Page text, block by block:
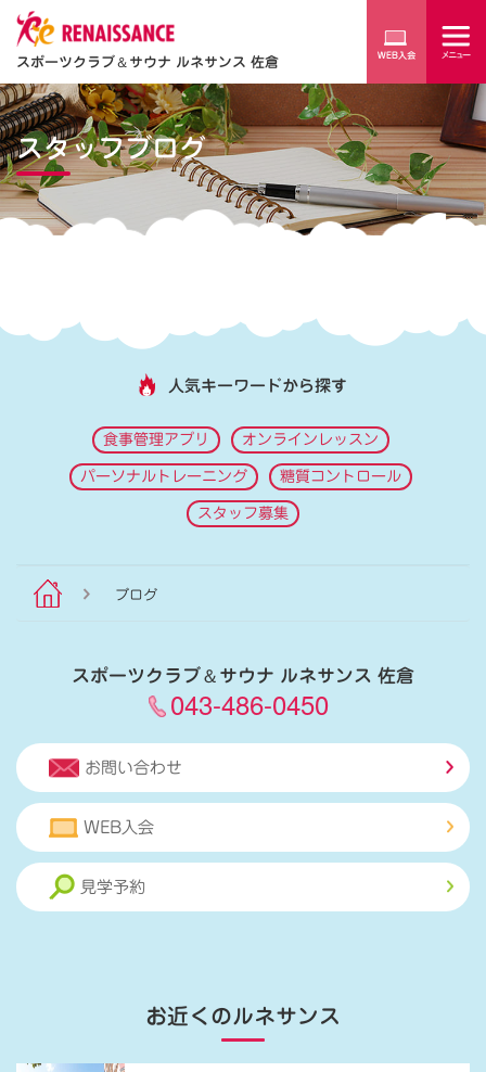
スポーツクラブ＆サウナ ルネサンス 佐倉
スタッフブログ
人気キーワードから探す
食事管理アプリ オンラインレッスン
パーソナルトレーニング 糖質コントロール
スタッフ募集
ブログ
スポーツクラブ＆サウナ ルネサンス 佐倉
043-486-0450
お問い合わせ
WEB入会
見学予約
お近くのルネサンス